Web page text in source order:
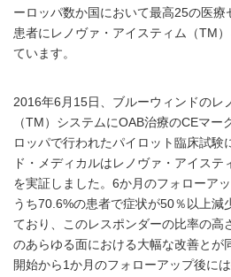
ーロッパ数か国において最高25の医
患者にレノヴァ・アイスティム（TM
ています。
2016年6月15日、ブルーウィンドのレ
（TM）システムにOAB治療のCEマー
ロッパで行われたパイロット臨床試験
ド・メディカルはレノヴァ・アイス
を実証しました。6か月のフォローア
うち70.6%の患者で症状が50％以上減
ており、このレスポンダーの比率の高
のあらゆる面における大幅な改善とが
開始から1か月のフォローアップ後に